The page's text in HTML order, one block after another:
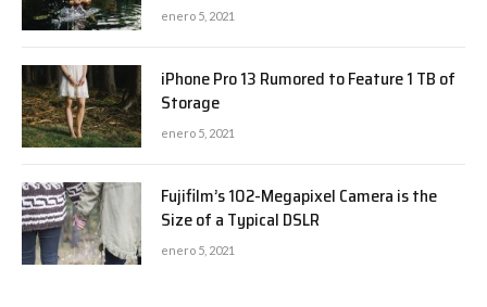
enero 5, 2021
iPhone Pro 13 Rumored to Feature 1 TB of
Storage
enero 5, 2021
Fujifilm’s 102-Megapixel Camera is the
Size of a Typical DSLR
enero 5, 2021